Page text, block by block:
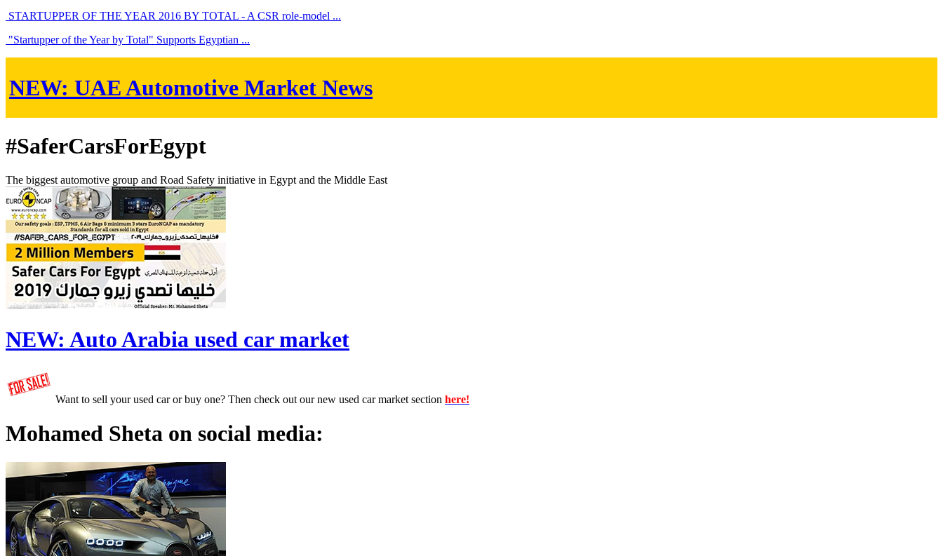
STARTUPPER OF THE YEAR 2016 BY TOTAL - A CSR role-model ...
"Startupper of the Year by Total" Supports Egyptian ...
NEW: UAE Automotive Market News
#SaferCarsForEgypt
The biggest automotive group and Road Safety initiative in Egypt and the Middle East
NEW: Auto Arabia used car market
Want to sell your used car or buy one? Then check out our new used car market section here!
Mohamed Sheta on social media: